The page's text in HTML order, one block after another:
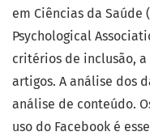
em Ciências da Saúde
Psychological
critérios de inclusão,
artigos. A análise dos
análise de conteúdo.
uso do Facebook é